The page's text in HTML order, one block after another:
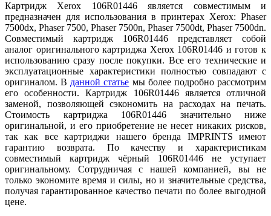
Картридж Xerox 106R01446 является совместимым и
предназначен для использования в принтерах Xerox: Phaser
7500dx, Phaser 7500, Phaser 7500n, Phaser 7500dt, Phaser 7500dn.
Совместимый картридж 106R01446 представляет собой
аналог оригинального картриджа Xerox 106R01446 и готов к
использованию сразу после покупки. Все его технические и
эксплуатационные характеристики полностью совпадают с
оригиналом. В данной статье мы более подробно рассмотрим
его особенности. Картридж 106R01446 является отличной
заменой, позволяющей сэкономить на расходах на печать.
Стоимость картриджа 106R01446 значительно ниже
оригинальной, и его приобретение не несет никаких рисков,
так как все картриджи нашего бренда IMPRINTS имеют
гарантию возврата. По качеству и характеристикам
совместимый картридж чёрный 106R01446 не уступает
оригинальному. Сотрудничая с нашей компанией, вы не
только экономите время и силы, но и значительные средства,
получая гарантированное качество печати по более выгодной
цене.